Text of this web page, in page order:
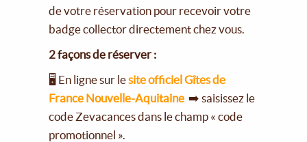
de votre réservation pour recevoir votre
badge collector directement chez vous.
2 façons de réserver :
🖥️ En ligne sur lesite officiel Gîtes de
France Nouvelle-Aquitaine ➡️ saisissez le
code Zevacances dans le champ « code
promotionnel ».